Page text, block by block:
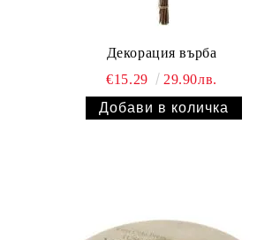
Декорация върба
€15.29
29.90лв.